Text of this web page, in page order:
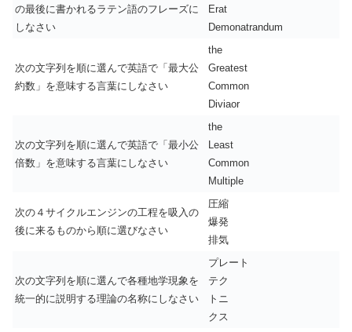
の最後に書かれるラテン語のフレーズに
しなさい
Erat
Demonatrandum
次の文字列を順に選んで英語で「最大公
約数」を意味する言葉にしなさい
the
Greatest
Common
Diviaor
次の文字列を順に選んで英語で「最小公
倍数」を意味する言葉にしなさい
the
Least
Common
Multiple
次の４サイクルエンジンの工程を吸入の
後に来るものから順に選びなさい
圧縮
爆発
排気
次の文字列を順に選んで各種地学現象を
統一的に説明する理論の名称にしなさい
プレート
テク
トニ
クス